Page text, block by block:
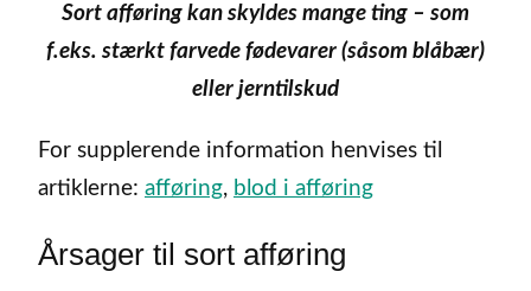
Sort afføring kan skyldes mange ting – som
f.eks. stærkt farvede fødevarer (såsom blåbær)
eller jerntilskud
For supplerende information henvises til
artiklerne: afføring, blod i afføring
Årsager til sort afføring